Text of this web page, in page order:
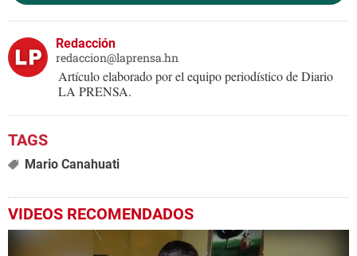
Redacción
redaccion@laprensa.hn
Artículo elaborado por el equipo periodístico de Diario
LA PRENSA.
Mario Canahuati
VIDEOS RECOMENDADOS